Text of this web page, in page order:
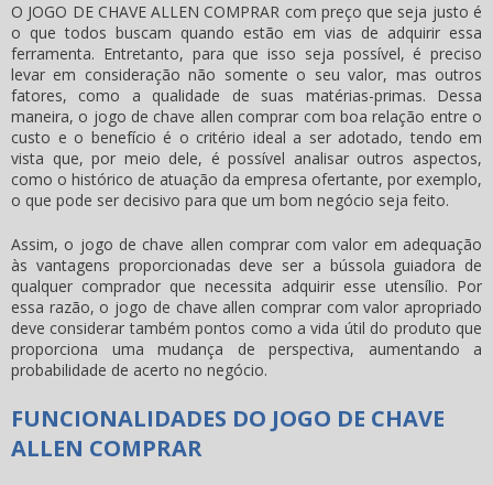
O JOGO DE CHAVE ALLEN COMPRAR com preço que seja justo é
o que todos buscam quando estão em vias de adquirir essa
ferramenta. Entretanto, para que isso seja possível, é preciso
levar em consideração não somente o seu valor, mas outros
fatores, como a qualidade de suas matérias-primas. Dessa
maneira, o jogo de chave allen comprar com boa relação entre o
custo e o benefício é o critério ideal a ser adotado, tendo em
vista que, por meio dele, é possível analisar outros aspectos,
como o histórico de atuação da empresa ofertante, por exemplo,
o que pode ser decisivo para que um bom negócio seja feito.
Assim, o jogo de chave allen comprarcom valor em adequação
às vantagens proporcionadas deve ser a bússola guiadora de
qualquer comprador que necessita adquirir esse utensílio. Por
essa razão, o jogo de chave allen comprarcom valor apropriado
deve considerar também pontos como a vida útil do produto que
proporciona uma mudança de perspectiva, aumentando a
probabilidade de acerto no negócio.
FUNCIONALIDADES DO JOGO DE CHAVE
ALLEN COMPRAR